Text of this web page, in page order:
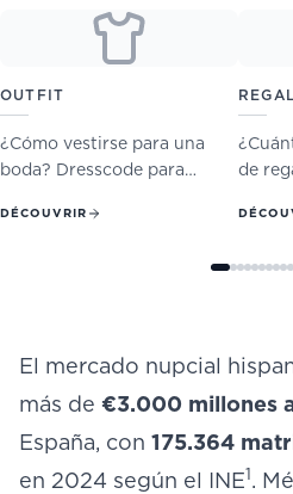
OUTFIT
¿Cómo vestirse para una
boda? Dresscode para
DÉCOUVRIR
de
El mercado nupcial
más de €3.000 millones
España, con 175.364
en 2024 según el INE1.